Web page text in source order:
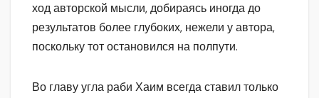
ход авторской мысли, добираясь иногда до
результатов более глубоких, нежели у автора,
поскольку тот остановился на полпути.
Во главу угла раби Хаим всегда ставил только